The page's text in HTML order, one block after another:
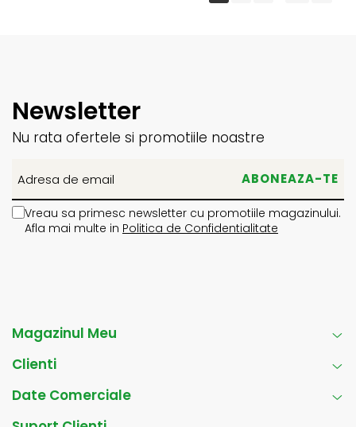
Newsletter
Nu rata ofertele si promotiile noastre
Vreau sa primesc newsletter cu promotiile magazinului.
Afla mai multe in Politica de Confidentialitate
Magazinul Meu
Clienti
Date Comerciale